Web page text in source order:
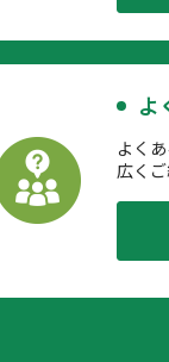
よ
よく
広くご